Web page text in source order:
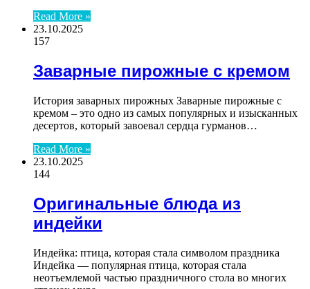
Read More »
23.10.2025
157
Заварные пирожные с кремом
История заварных пирожных Заварные пирожные с
кремом – это одно из самых популярных и изысканных
десертов, который завоевал сердца гурманов…
Read More »
23.10.2025
144
Оригинальные блюда из
индейки
Индейка: птица, которая стала символом праздника
Индейка — популярная птица, которая стала
неотъемлемой частью праздничного стола во многих